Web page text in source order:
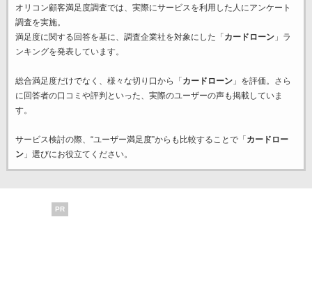
オリコン顧客満足度調査では、実際にサービスを利用した 人にアンケート
調査を実施。
満足度に関する回答を基に、調査企業社を対象にした「 カードローン」ラ
ンキングを発表しています。
総合満足度だけでなく、様々な切り口から「 カードローン」を評価。さら
に回答者の口コミや評判といった、実際のユーザーの声も掲載していま
す。
サービス検討の際、“ユーザー満足度”からも比較することで「 カードロー
ン」選びにお役立てください。
PR